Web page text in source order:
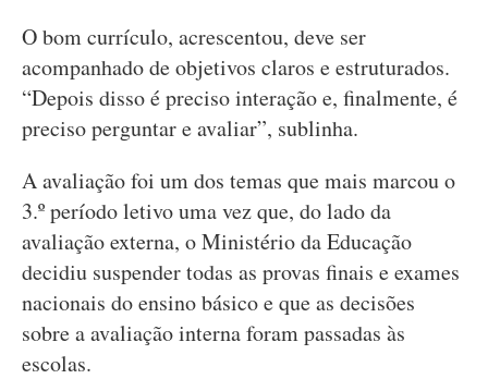
O bom currículo, acrescentou, deve ser
acompanhado de objetivos claros e estruturados.
“Depois disso é preciso interação e, finalmente, é
preciso perguntar e avaliar”, sublinha.
A avaliação foi um dos temas que mais marcou o
3.º período letivo uma vez que, do lado da
avaliação externa, o Ministério da Educação
decidiu suspender todas as provas finais e exames
nacionais do ensino básico e que as decisões
sobre a avaliação interna foram passadas às
escolas.